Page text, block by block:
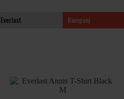
Everlast Kampanj